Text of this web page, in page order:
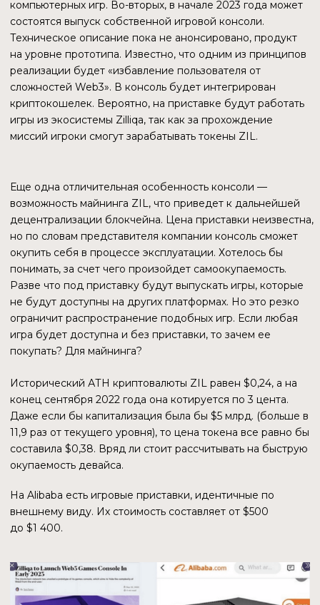
должности еще около 100 новых сотрудников.
Судя по изменениям в кадровой политике, можно ожидать
определенный рывок в развитии с коммерческой точки
зрения. Новым членам команды осталось доказать свой
профессионализм и компетентность.
ПАРТНЕРЫ
BLOCKCHAIN GAME ALLIANCE
игровой индустрии. Членами BGA являются многие
известные бренды криптопространства: Ubisoft, MOBOX,
Binance NFT, Blockchain.com, Polygon, Polkadot,
DappRadar, Splinterlands и много других.